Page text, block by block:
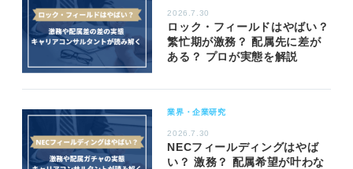
2026.7.30
ロック・フィールドはやばい？
繁忙期が激務？ 配属先に差が
ある？ プロが実態を解説
業界・企業研究
2026.7.30
NECフィールディングはやば
い？ 激務？ 配属希望が叶わな